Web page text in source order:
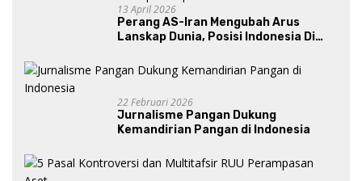
13 April 2026
Perang AS-Iran Mengubah Arus
Lanskap Dunia, Posisi Indonesia Di
Gibran?
22 Februari 2026
Jurnalisme Pangan Dukung
Kemandirian Pangan di Indonesia